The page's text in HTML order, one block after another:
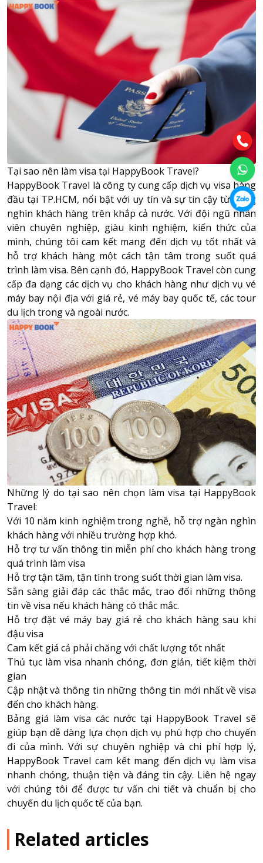
Tại sao nên làm visa tại HappyBook Travel?
HappyBook Travel là công ty cung cấp dịch vụ visa hàng
đầu tại TP.HCM, nổi bật với uy tín và sự tin cậy từ hàng
nghìn khách hàng trên khắp cả nước. Với đội ngũ nhân
viên chuyên nghiệp, giàu kinh nghiệm, kiến thức của
mình, chúng tôi cam kết mang đến dịch vụ tốt nhất và
hỗ trợ khách hàng một cách tận tâm trong suốt quá
trình làm visa. Bên cạnh đó, HappyBook Travel còn cung
cấp đa dạng các dịch vụ cho khách hàng như dịch vụ vé
máy bay nội địa với giá rẻ, vé máy bay quốc tế, các tour
du lịch trong và ngoài nước.
Những lý do tại sao nên chọn làm visa tại HappyBook
Travel:
Với 10 năm kinh nghiệm trong nghề, hỗ trợ ngàn nghìn
khách hàng với nhiều trường hợp khó.
Hỗ trợ tư vấn thông tin miễn phí cho khách hàng trong
quá trình làm visa
Hỗ trợ tận tâm, tận tình trong suốt thời gian làm visa.
Sẵn sàng giải đáp các thắc mắc, trao đổi những thông
tin về visa nếu khách hàng có thắc mắc.
Hỗ trợ đặt vé máy bay giá rẻ cho khách hàng sau khi
đậu visa
Cam kết giá cả phải chăng với chất lượng tốt nhất
Thủ tục làm visa nhanh chóng, đơn giản, tiết kiệm thời
gian
Cập nhật và thông tin những thông tin mới nhất về visa
đến cho khách hàng.
Bảng giá làm visa các nước tại HappyBook Travel sẽ
giúp bạn dễ dàng lựa chọn dịch vụ phù hợp cho chuyến
đi của mình. Với sự chuyên nghiệp và chi phí hợp lý,
HappyBook Travel cam kết mang đến dịch vụ làm visa
nhanh chóng, thuận tiện và đáng tin cậy. Liên hệ ngay
với chúng tôi để được tư vấn chi tiết và chuẩn bị cho
chuyến du lịch quốc tế của bạn.
Related articles